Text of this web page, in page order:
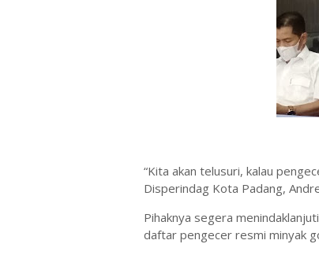
“Kita akan telusuri, kalau
Disperindag Kota Padang,
Pihaknya segera
daftar pengecer resmi minyak